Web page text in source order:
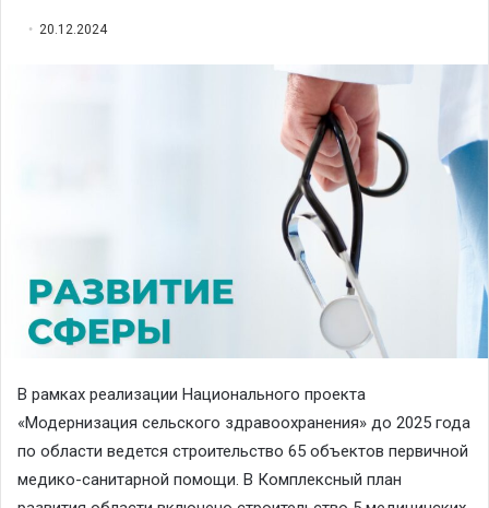
20.12.2024
В рамках реализации Национального проекта
«Модернизация сельского здравоохранения» до 2025 года
по области ведется строительство 65 объектов первичной
медико-санитарной помощи. В Комплексный план